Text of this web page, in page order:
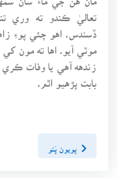
تعاليٰ ڪندو ته وري
ڏسندس. اهو چئي پوءِ
موٽي آيو. اها ته مون
زندهه آهي يا وفات ڪري
بابت پڙهيو اٿم.